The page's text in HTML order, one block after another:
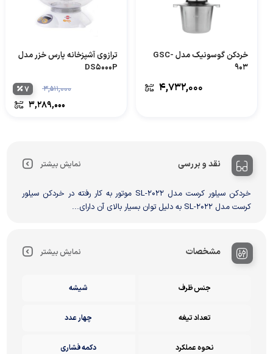
خردکن گوسونیک مدل GSC-
903
۴,۷۳۲,۰۰۰
ترازوی آشپزخانه پارس خزر مدل
DS5000P
۳,۵۱۱,۰۰۰
۳,۲۸۹,۰۰۰
۷
نقد و بررسی نمایش بیشتر
خردکن سیلور کرست مدل SL-2022 موتور به کار رفته در خردکن سیلور
کرست مدل SL-2022 به دلیل توان بسیار بالای آن دارای...
مشخصات نمایش بیشتر
جنس ظرف شیشه
تعداد تیغه چهار عدد
نحوه عملکرد دکمه فشاری